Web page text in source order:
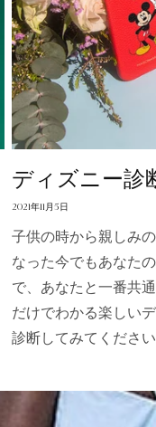
ディズニー診
2021年11月5日
子供の時から親しみ
なった今でもあなた
で、あなたと一番共
だけでわかる楽しい
診断してみてくださ